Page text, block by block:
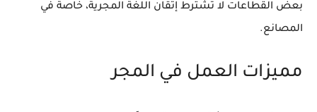
بعض القطاعات لا تشترط إتقان اللغة المجرية، خاصة في
المصانع.
مميزات العمل في المجر